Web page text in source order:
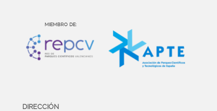
MIEMBRO DE:
DIRECCIÓN